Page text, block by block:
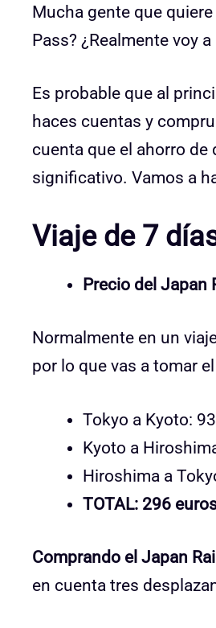
Mucha gente que
Pass? ¿Realmente voy
Es probable que al
haces cuentas y
cuenta que el ahorro
significativo. Vamos a
Viaje de 7
Precio del Japan
Normalmente en un
por lo que vas a tomar
Tokyo a Kyoto:
Kyoto a
Hiroshima a
TOTAL: 296
Comprando el Japan
en cuenta tres